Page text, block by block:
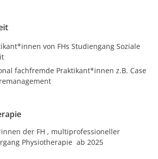
von FHs Studiengang Soziale
fachfremde Praktikant*innen z.B. Case
der FH , multiprofessioneller
Physiotherapie ab 2025